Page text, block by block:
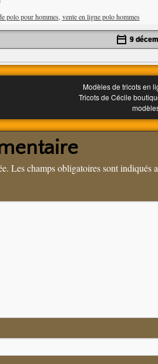
polo pour hommes, vente en ligne polo hommes
9
Modèles de tricots en
Tricots de Cécile
Les champs obligatoires sont indiqués